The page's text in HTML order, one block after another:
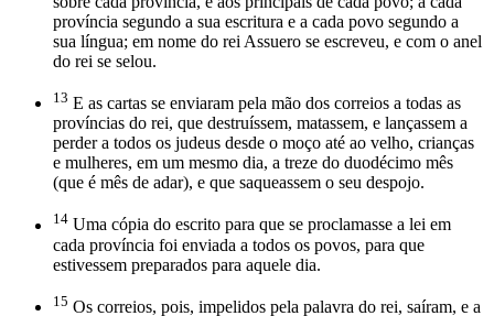
província segundo a sua escritura e a cada povo segundo a
sua língua; em nome do rei Assuero se escreveu, e com o anel
do rei se selou.
13 E as cartas se enviaram pela mão dos correios a todas as
províncias do rei, que destruíssem, matassem, e lançassem a
perder a todos os judeus desde o moço até ao velho, crianças
e mulheres, em um mesmo dia, a treze do duodécimo mês
(que é mês de adar), e que saqueassem o seu despojo.
14 Uma cópia do escrito para que se proclamasse a lei em
cada província foi enviada a todos os povos, para que
estivessem preparados para aquele dia.
15 Os correios, pois, impelidos pela palavra do rei, saíram, e a